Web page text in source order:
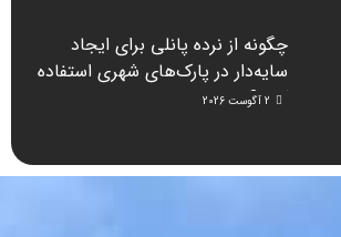
چگونه از نرده پانلی برای ایجاد
سایه‌دار در پارک‌های شهری استفاده
کنیم؟
2 آگوست 2026